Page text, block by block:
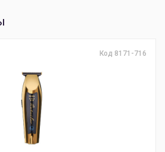
Код 8171-716